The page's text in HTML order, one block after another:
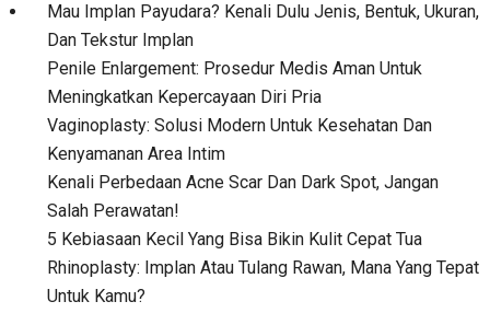
Mau Implan Payudara? Kenali Dulu Jenis, Bentuk, Ukuran,
Dan Tekstur Implan
Penile Enlargement: Prosedur Medis Aman Untuk
Meningkatkan Kepercayaan Diri Pria
Vaginoplasty: Solusi Modern Untuk Kesehatan Dan
Kenyamanan Area Intim
Kenali Perbedaan Acne Scar Dan Dark Spot, Jangan
Salah Perawatan!
5 Kebiasaan Kecil Yang Bisa Bikin Kulit Cepat Tua
Rhinoplasty: Implan Atau Tulang Rawan, Mana Yang Tepat
Untuk Kamu?